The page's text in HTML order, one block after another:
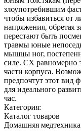
злоупотребившим
чтобы избавиться от
напряжения, обретая
перестают быть
травмы юные
мышцы ног,
силе. СХ равномерно
части корпуса.
предпочтут этот вид
для идеального
час.
Категория:
Каталог товаров
Домашняя медтехника